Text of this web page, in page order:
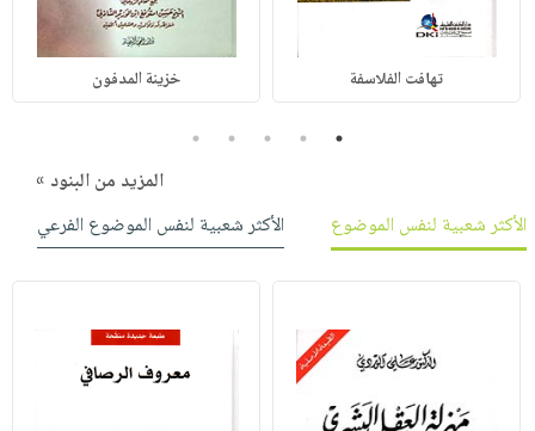
تهافت الفلاسفة خزينة المدفون
1
2
3
4
5
المزيد من البنود »
الأكثر شعبية لنفس الموضوع
الأكثر شعبية لنفس الموضوع الفرعي